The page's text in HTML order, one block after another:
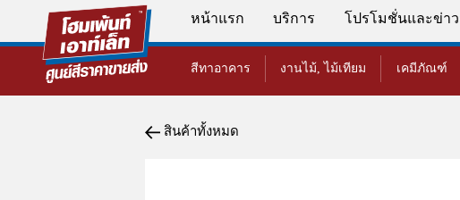
หน้าแรก บริการ โปรโมชั่นและข่า
สีทาอาคาร งานไม้, ไม้เทียม เคมีภัณฑ์
สินค้าทั้งหมด